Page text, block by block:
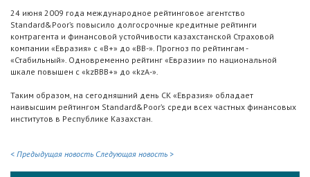
24 июня 2009 года международное рейтинговое агентство
Standard&Poor’s повысило долгосрочные кредитные рейтинги
контрагента и финансовой устойчивости казахстанской Страховой
компании «Евразия» с «В+» до «BB-». Прогноз по рейтингам -
«Стабильный». Одновременно рейтинг «Евразии» по национальной
шкале повышен с «kzВВВ+» до «kzA-».
Таким образом, на сегодняшний день СК «Евразия» обладает
наивысшим рейтингом Standard&Poor’s среди всех частных финансовых
институтов в Республике Казахстан.
< Предыдущая новость Следующая новость >